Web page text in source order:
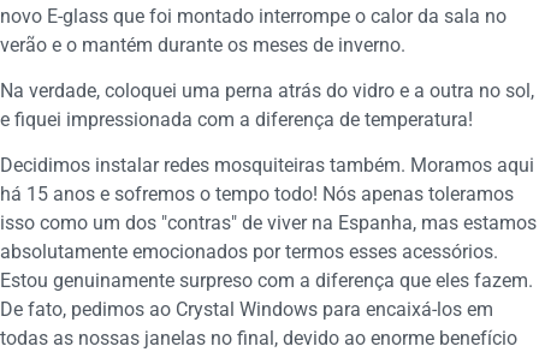
novo E-glass que foi montado interrompe o calor da sala no
verão e o mantém durante os meses de inverno.
Na verdade, coloquei uma perna atrás do vidro e a outra no sol,
e fiquei impressionada com a diferença de temperatura!
Decidimos instalar redes mosquiteiras também. Moramos aqui
há 15 anos e sofremos o tempo todo! Nós apenas toleramos
isso como um dos "contras" de viver na Espanha, mas estamos
absolutamente emocionados por termos esses acessórios.
Estou genuinamente surpreso com a diferença que eles fazem.
De fato, pedimos ao Crystal Windows para encaixá-los em
todas as nossas janelas no final, devido ao enorme benefício